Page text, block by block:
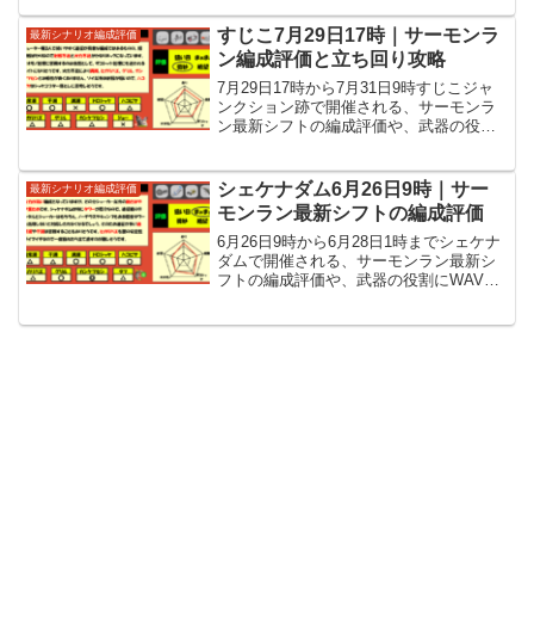
最新シナリオ編成評価
すじこ7月29日17時｜サーモンラ
ン編成評価と立ち回り攻略
7月29日17時から7月31日9時すじこジャ
ンクション跡で開催される、サーモンラ
ン最新シフトの編成評価や、武器の役割
最新シナリオ編成評価
シェケナダム6月26日9時｜サー
モンラン最新シフトの編成評価
6月26日9時から6月28日1時までシェケナ
ダムで開催される、サーモンラン最新シ
フトの編成評価や、武器の役割にWAVE